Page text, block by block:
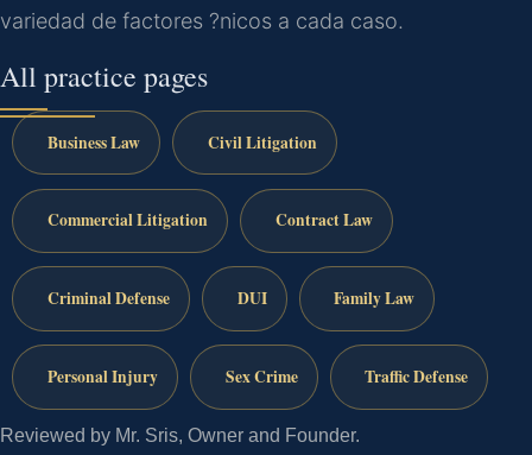
variedad de factores ?nicos a cada caso.
All practice pages
Business Law Civil Litigation
Commercial Litigation Contract Law
Criminal Defense DUI Family Law
Personal Injury Sex Crime Traffic Defense
Reviewed by Mr. Sris, Owner and Founder.